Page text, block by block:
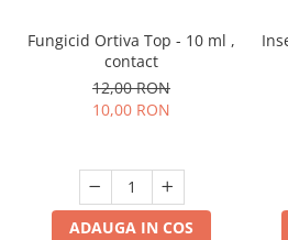
Fungicid Ortiva Top - 10 ml ,
contact
12,00 RON
10,00 RON
ADAUGA IN COS